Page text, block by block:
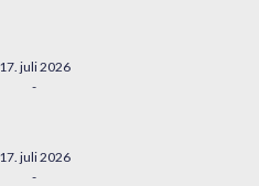
17. juli 2026
-
17. juli 2026
-